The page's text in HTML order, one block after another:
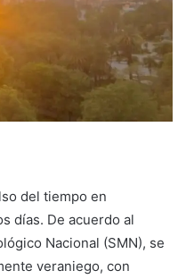
del tiempo en
días. De acuerdo al
Nacional (SMN), se
veraniego, con